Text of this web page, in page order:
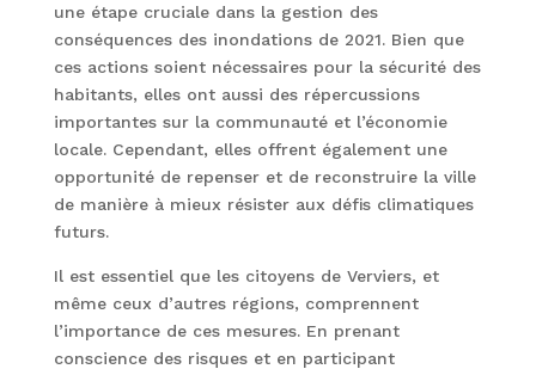
une étape cruciale dans la gestion des
conséquences des inondations de 2021. Bien que
ces actions soient nécessaires pour la sécurité des
habitants, elles ont aussi des répercussions
importantes sur la communauté et l’économie
locale. Cependant, elles offrent également une
opportunité de repenser et de reconstruire la ville
de manière à mieux résister aux défis climatiques
futurs.
Il est essentiel que les citoyens de Verviers, et
même ceux d’autres régions, comprennent
l’importance de ces mesures. En prenant
conscience des risques et en participant